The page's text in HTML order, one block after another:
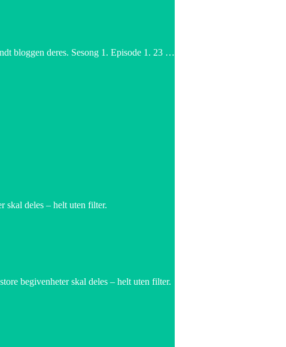
bloggen deres. Sesong 1. Episode 1. 23 …
skal deles – helt uten filter.
begivenheter skal deles – helt uten filter.